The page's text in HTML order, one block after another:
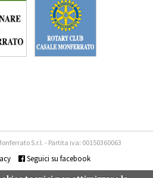
S.r.l. - Partita iva: 00150360063
Seguici su facebook